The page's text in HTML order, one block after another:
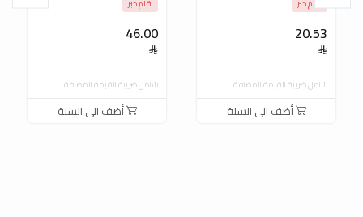
20.53
قلم حبر
شامل ضريبة القيمة المضافة
أضف الى السلة
46.00
قلم حبر
شامل ضريبة القيمة المضافة
أضف الى السلة